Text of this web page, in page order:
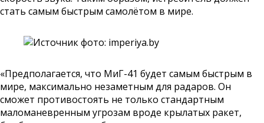
стать самым быстрым самолётом в мире.
«Предполагается, что МиГ-41 будет самым быстрым в
мире, максимально незаметным для радаров. Он
сможет противостоять не только стандартным
маломаневренным угрозам вроде крылатых ракет,